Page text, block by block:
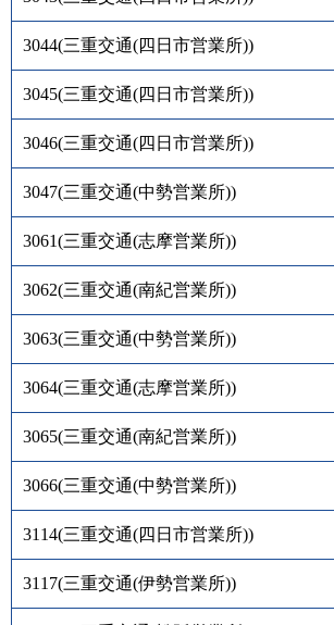
3044(三重交通(四日市営業所))
3045(三重交通(四日市営業所))
3046(三重交通(四日市営業所))
3047(三重交通(中勢営業所))
3061(三重交通(志摩営業所))
3062(三重交通(南紀営業所))
3063(三重交通(中勢営業所))
3064(三重交通(志摩営業所))
3065(三重交通(南紀営業所))
3066(三重交通(中勢営業所))
3114(三重交通(四日市営業所))
3117(三重交通(伊勢営業所))